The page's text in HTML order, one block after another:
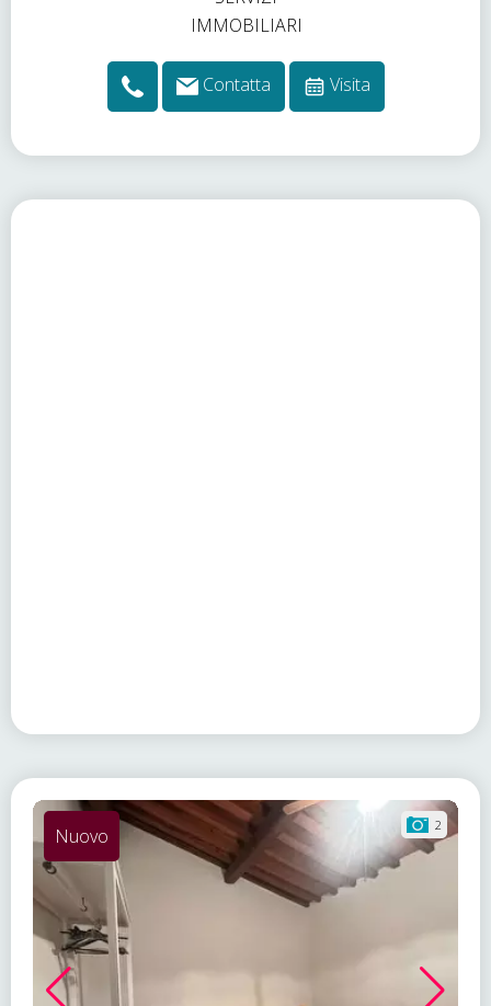
Contatta Visita
2
Nuovo